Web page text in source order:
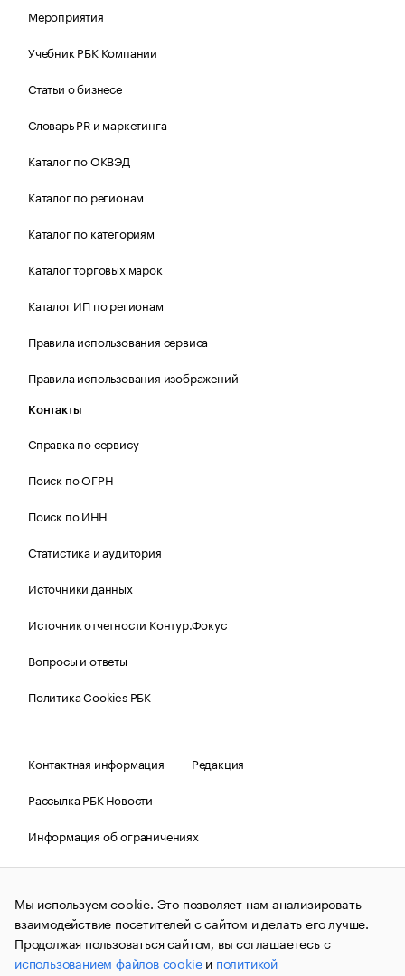
Мероприятия
Учебник РБК Компании
Статьи о бизнесе
Словарь PR и маркетинга
Каталог по ОКВЭД
Каталог по регионам
Каталог по категориям
Каталог торговых марок
Каталог ИП по регионам
Правила использования сервиса
Правила использования изображений
Контакты
Справка по сервису
Поиск по ОГРН
Поиск по ИНН
Статистика и аудитория
Источники данных
Источник отчетности Контур.Фокус
Вопросы и ответы
Политика Cookies РБК
Контактная информация
Редакция
Рассылка РБК Новости
Информация об ограничениях
Правовая информация
О соблюдении авторских прав
© АО «РОСБИЗНЕСКОНСАЛТИНГ»,1995–2026.Сообщения
и материалы информационного агентства «РБК»
(зарегистрировано Федеральной службой по надзору в сфере
связи, информационных технологий и массовых
коммуникаций (Роскомнадзор) 09.12.2015 за номером ИА
Мы используем cookie. Это позволяет нам анализировать
взаимодействие посетителей с сайтом и делать его лучше.
Продолжая пользоваться сайтом, вы соглашаетесь с
использованием файлов cookieи политикой